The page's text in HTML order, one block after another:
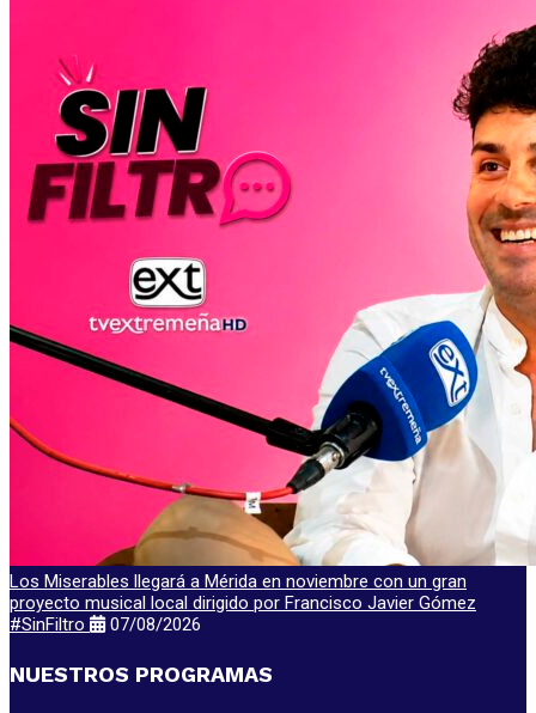
Los Miserables llegará a Mérida en noviembre con un gran
proyecto musical local dirigido por Francisco Javier Gómez
#SinFiltro
07/08/2026
NUESTROS PROGRAMAS